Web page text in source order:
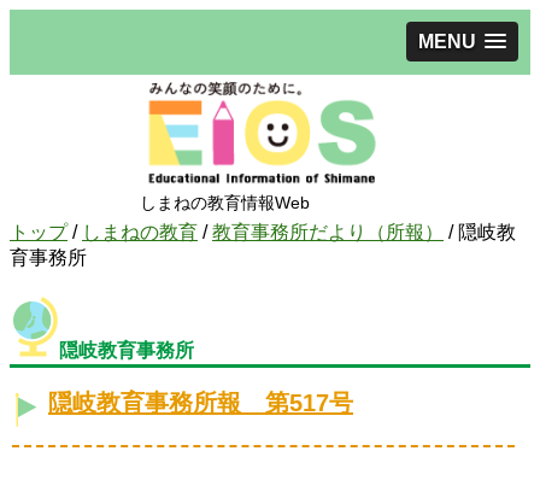
MENU
しまねの教育情報Web
現
在
位
置：
トップ/ しまねの教育 /教育事務所だより（所報） / 隠岐教
育事務所
隠岐教育事務所
隠岐教育事務所報 第517号